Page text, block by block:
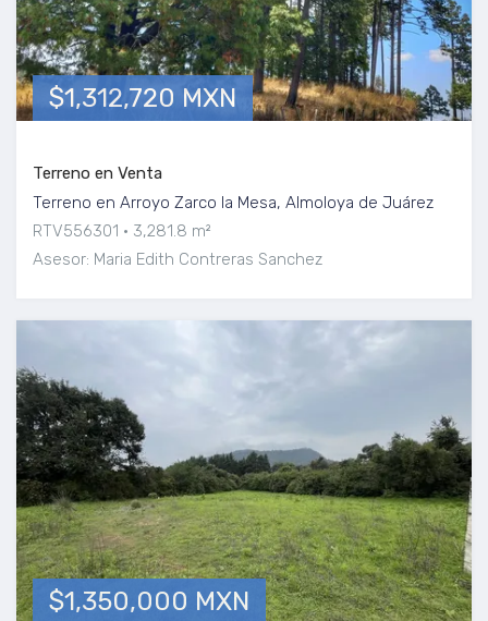
$1,312,720 MXN
Terreno en Venta
Terreno en Arroyo Zarco la Mesa, Almoloya de Juárez
RTV556301
3,281.8 m²
Asesor: Maria Edith Contreras Sanchez
$1,350,000 MXN